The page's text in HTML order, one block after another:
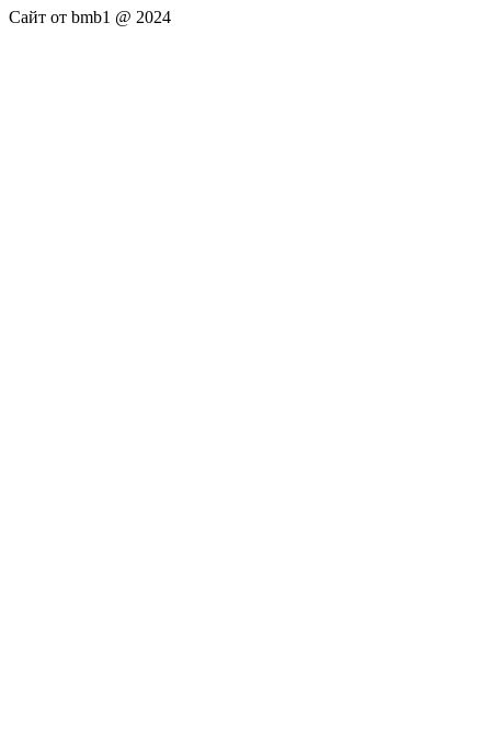
Сайт от bmb1 @ 2024